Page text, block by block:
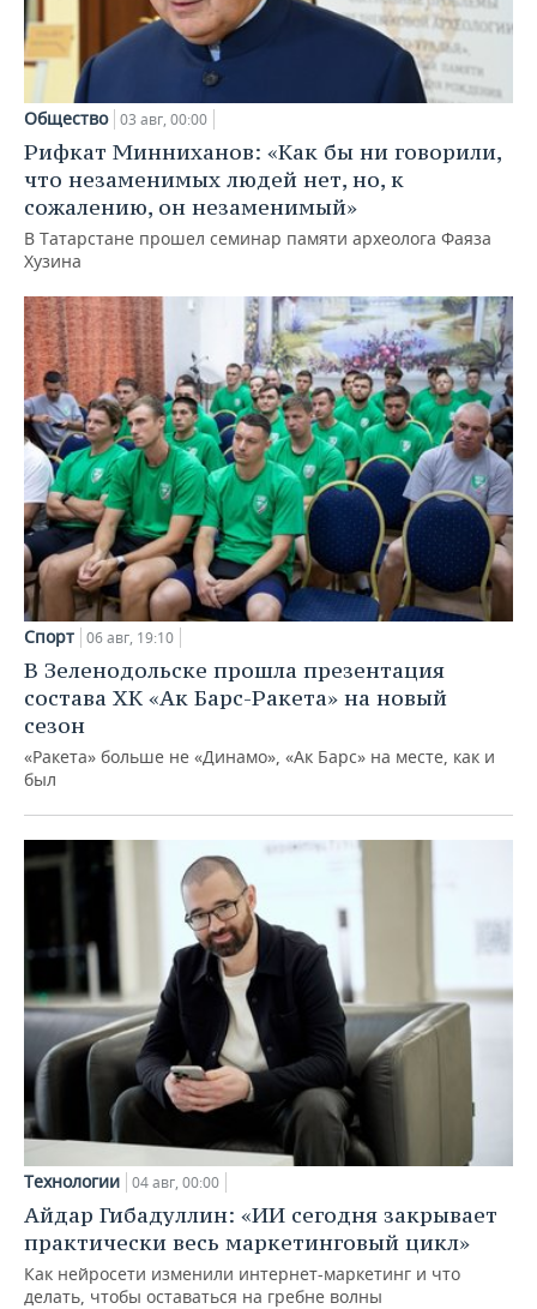
Общество 03 авг, 00:00
Рифкат Минниханов: «Как бы ни говорили,
что незаменимых людей нет, но, к
сожалению, он незаменимый»
В Татарстане прошел семинар памяти археолога Фаяза
Хузина
Спорт 06 авг, 19:10
В Зеленодольске прошла презентация
состава ХК «Ак Барс-Ракета» на новый
сезон
«Ракета» больше не «Динамо», «Ак Барс» на месте, как и
был
Технологии 04 авг, 00:00
Айдар Гибадуллин: «ИИ сегодня закрывает
практически весь маркетинговый цикл»
Как нейросети изменили интернет-маркетинг и что
делать, чтобы оставаться на гребне волны